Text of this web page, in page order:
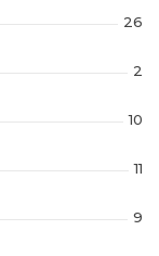
26
2
10
11
9